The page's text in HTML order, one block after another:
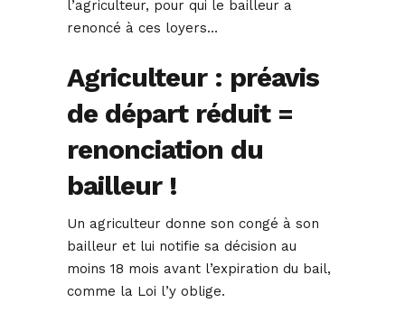
l’agriculteur, pour qui le bailleur a
renoncé à ces loyers…
Agriculteur : préavis
de départ réduit =
renonciation du
bailleur !
Un agriculteur donne son congé à son
bailleur et lui notifie sa décision au
moins 18 mois avant l’expiration du bail,
comme la Loi l’y oblige.